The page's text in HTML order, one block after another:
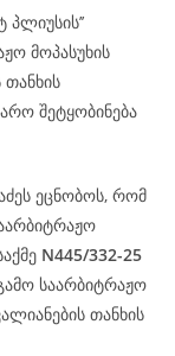
მოპასუხის
შეტყობინება
ეცნობოს, რომ
N445/332-25
საარბიტრაჟო
თანხის